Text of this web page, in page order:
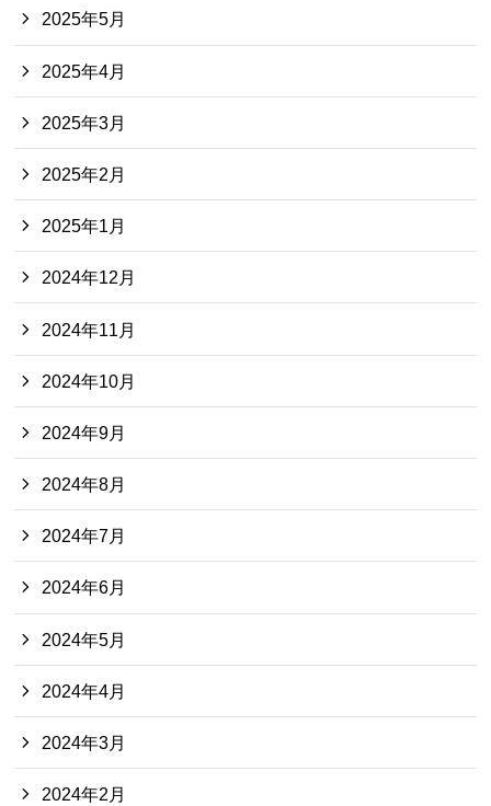
2025年5月
2025年4月
2025年3月
2025年2月
2025年1月
2024年12月
2024年11月
2024年10月
2024年9月
2024年8月
2024年7月
2024年6月
2024年5月
2024年4月
2024年3月
2024年2月